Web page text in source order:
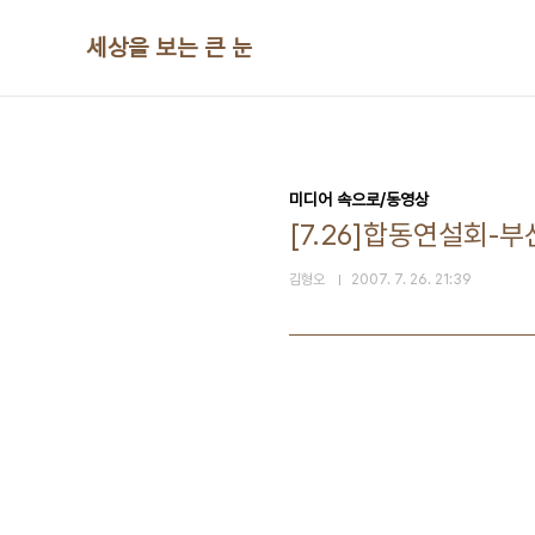
세상을 보는 큰 눈
미디어 속으로/동영상
[7.26]합동연설회-부
김형오 2007. 7. 26. 21:39